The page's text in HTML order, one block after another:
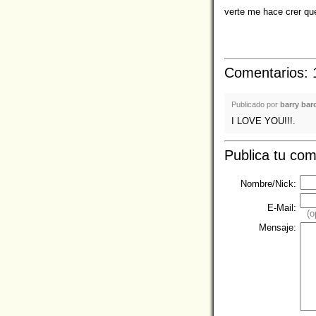
verte me hace crer
Comentarios:
Publicado por barry
I LOVE YOU!!!.
Publica tu
Nombre/Nick:
E-Mail:
Mensaje: